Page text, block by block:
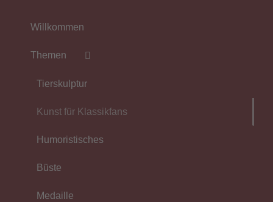
Willkommen
Themen
Tierskulptur
Kunst für Klassikfans
Humoristisches
Büste
Medaille